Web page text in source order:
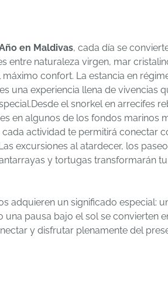
en Maldivas, cada día se
entre naturaleza virgen, mar
confort. La estancia en
una experiencia llena de vivencias
el snorkel en arrecifes
en algunos de los fondos marinos
actividad te permitirá conectar
excursiones al atardecer, los
y tortugas transformarán
adquieren un significado especial:
una pausa bajo el sol se convierten
y disfrutar plenamente del